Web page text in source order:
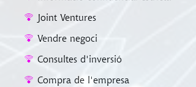
Joint Ventures
Vendre negoci
Consultes d'inversió
Compra de l'empresa